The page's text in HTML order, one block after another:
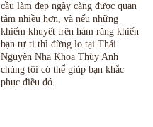
cầu làm đẹp ngày càng được quan
tâm nhiều hơn, và nếu những
khiếm khuyết trên hàm răng khiến
bạn tự ti thì đừng lo tại Thái
Nguyên Nha Khoa Thùy Anh
chúng tôi có thể giúp bạn khắc
phục điều đó.